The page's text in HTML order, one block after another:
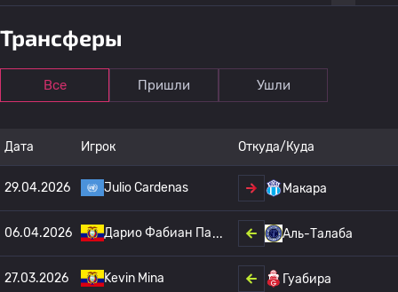
Трансферы
Все Пришли Ушли
Дата Игрок Откуда/Куда
29.04.2026 Julio Cardenas Макара
06.04.2026 Дарио Фабиан Па Аль-Талаба
27.03.2026 Kevin Mina Гуабира